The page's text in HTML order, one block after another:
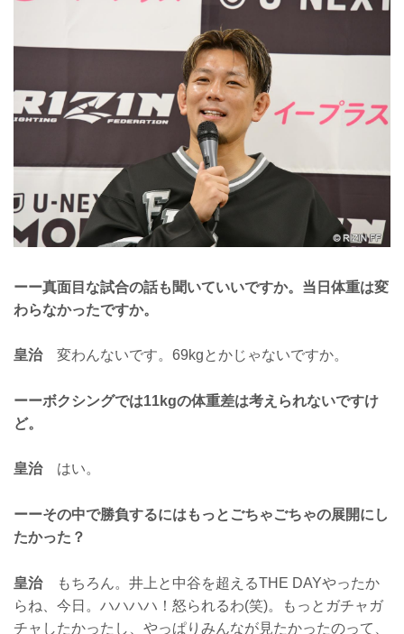
ーー真面目な試合の話も聞いていいですか。当日体重は変
わらなかったですか。
皇治変わんないです。69kgとかじゃないですか。
ーーボクシングでは11kgの体重差は考えられないですけ
ど。
皇治はい。
ーーその中で勝負するにはもっとごちゃごちゃの展開にし
たかった？
皇治もちろん。井上と中谷を超えるTHE DAYやったか
らね、今日。ハハハハ！怒られるわ(笑)。もっとガチャガ
チャしたかったし、やっぱりみんなが見たかったのって、